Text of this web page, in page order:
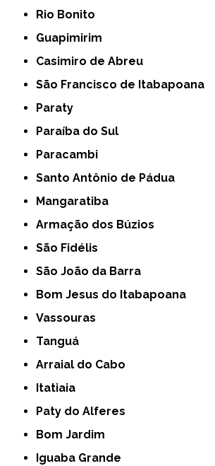
Rio Bonito
Guapimirim
Casimiro de Abreu
São Francisco de Itabapoana
Paraty
Paraíba do Sul
Paracambi
Santo Antônio de Pádua
Mangaratiba
Armação dos Búzios
São Fidélis
São João da Barra
Bom Jesus do Itabapoana
Vassouras
Tanguá
Arraial do Cabo
Itatiaia
Paty do Alferes
Bom Jardim
Iguaba Grande